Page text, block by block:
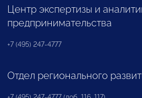
Центр экспертизы и
предпринимательства
+7 (495) 247-4777
Отдел регионального